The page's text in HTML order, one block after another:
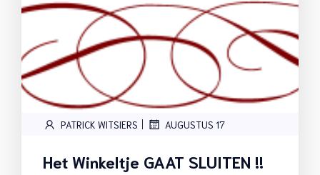
PATRICK WITSIERS | AUGUSTUS 17
Het Winkeltje GAAT SLUITEN !!